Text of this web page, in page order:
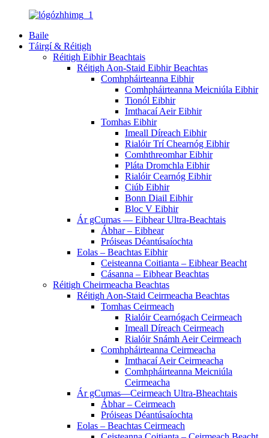
Baile
Táirgí & Réitigh
Réitigh Eibhir Beachtais
Réitigh Aon-Staid Eibhir Beachtas
Comhpháirteanna Eibhir
Comhpháirteanna Meicniúla Eibhir
Tionól Eibhir
Imthacaí Aeir Eibhir
Tomhas Eibhir
Imeall Díreach Eibhir
Rialóir Trí Chearnóg Eibhir
Comhthreomhar Eibhir
Pláta Dromchla Eibhir
Rialóir Cearnóg Eibhir
Ciúb Eibhir
Bonn Diail Eibhir
Bloc V Eibhir
Ár gCumas — Eibhear Ultra-Beachtais
Ábhar – Eibhear
Próiseas Déantúsaíochta
Eolas – Beachtas Eibhir
Ceisteanna Coitianta – Eibhear Beacht
Cásanna – Eibhear Beachtas
Réitigh Cheirmeacha Beachtas
Réitigh Aon-Staid Ceirmeacha Beachtas
Tomhas Ceirmeach
Rialóir Cearnógach Ceirmeach
Imeall Díreach Ceirmeach
Rialóir Snámh Aeir Ceirmeach
Comhpháirteanna Ceirmeacha
Imthacaí Aeir Ceirmeacha
Comhpháirteanna Meicniúla
Ceirmeacha
Ár gCumas—Ceirmeach Ultra-Bheachtais
Ábhar – Ceirmeach
Próiseas Déantúsaíochta
Eolas – Beachtas Ceirmeach